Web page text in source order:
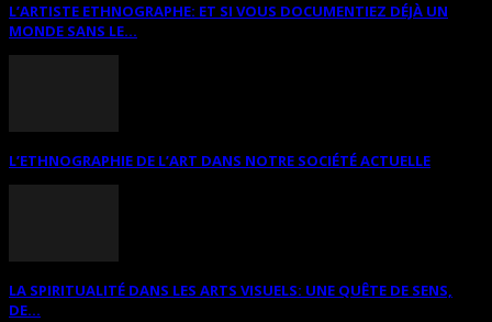
L’ARTISTE ETHNOGRAPHE: ET SI VOUS DOCUMENTIEZ DÉJÀ UN
MONDE SANS LE...
L’ETHNOGRAPHIE DE L’ART DANS NOTRE SOCIÉTÉ ACTUELLE
LA SPIRITUALITÉ DANS LES ARTS VISUELS: UNE QUÊTE DE SENS,
DE...